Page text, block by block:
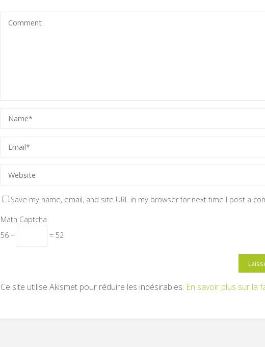
Save my name, email, and site URL in my browser for next time I post a
Math Captcha
56 −
= 52
Ce site utilise Akismet pour réduire les indésirables. En savoir plus sur la